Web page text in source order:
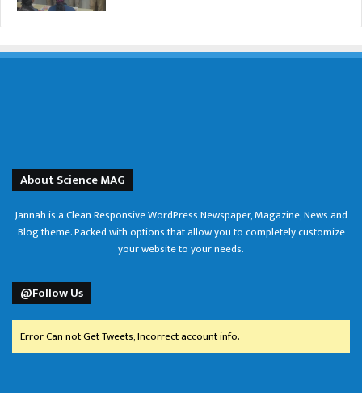
About Science MAG
Jannah is a Clean Responsive WordPress Newspaper, Magazine, News and
Blog theme. Packed with options that allow you to completely customize
your website to your needs.
@Follow Us
Error Can not Get Tweets, Incorrect account info.